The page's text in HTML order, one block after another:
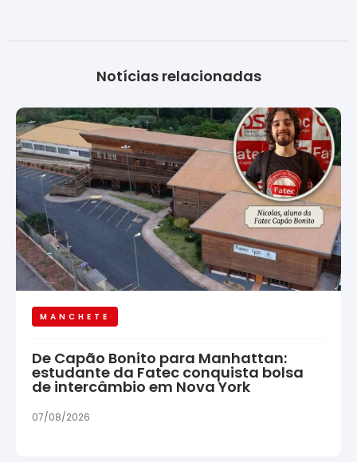
Notícias relacionadas
MANCHETE
De Capão Bonito para Manhattan:
estudante da Fatec conquista bolsa
de intercâmbio em Nova York
07/08/2026